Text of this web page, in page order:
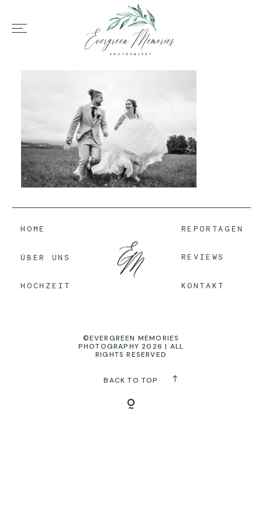
HOME
ÜBER UNS
HOCHZEIT
REPORTAGEN
REVIEWS
KONTAKT
©EVERGREEN MEMORIES
PHOTOGRAPHY 2026 | ALL
RIGHTS RESERVED
BACK TO TOP
ÜBER UNS
HOCHZEIT
REVIEWS